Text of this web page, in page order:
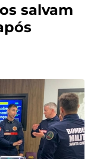
salvam